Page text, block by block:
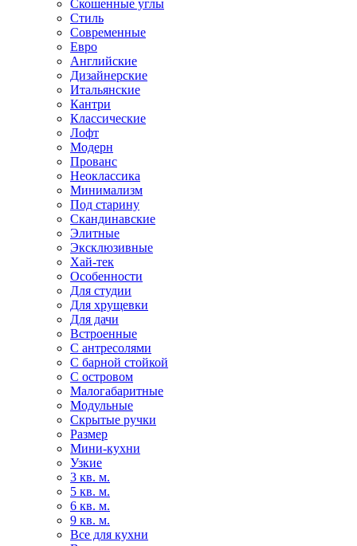
Скошенные углы
Стиль
Современные
Евро
Английские
Дизайнерские
Итальянские
Кантри
Классические
Лофт
Модерн
Прованс
Неоклассика
Минимализм
Под старину
Скандинавские
Элитные
Эксклюзивные
Хай-тек
Особенности
Для студии
Для хрущевки
Для дачи
Встроенные
С антресолями
С барной стойкой
С островом
Малогабаритные
Модульные
Скрытые ручки
Размер
Мини-кухни
Узкие
3 кв. м.
5 кв. м.
6 кв. м.
9 кв. м.
Все для кухни